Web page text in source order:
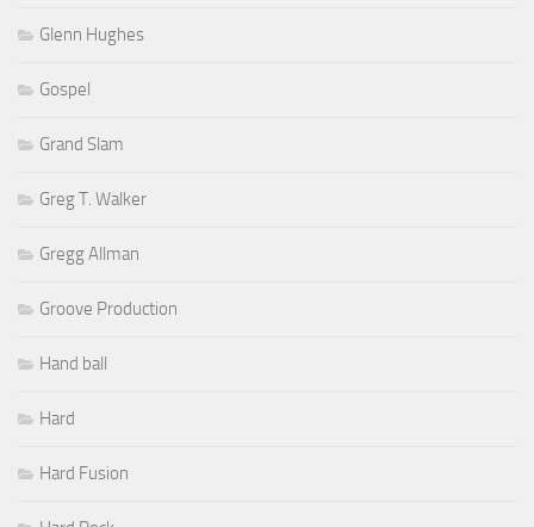
Glenn Hughes
Gospel
Grand Slam
Greg T. Walker
Gregg Allman
Groove Production
Hand ball
Hard
Hard Fusion